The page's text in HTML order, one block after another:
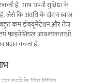
हैं. आप अपनी सुविधा के
जैसे कि अवधि के दौरान ब्याज
कम डॉक्यूमेंटेशन और तेज़
टर्म फाइनेंशियल आवश्यकताओं
करता है.